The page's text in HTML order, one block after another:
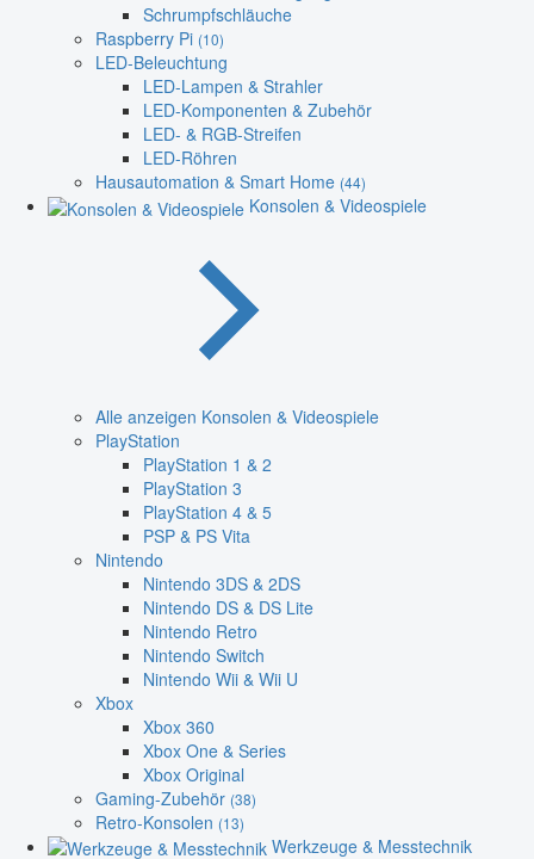
Schrumpfschläuche
Raspberry Pi (10)
LED-Beleuchtung
LED-Lampen & Strahler
LED-Komponenten & Zubehör
LED- & RGB-Streifen
LED-Röhren
Hausautomation & Smart Home (44)
Konsolen & Videospiele
Alle anzeigen Konsolen & Videospiele
PlayStation
PlayStation 1 & 2
PlayStation 3
PlayStation 4 & 5
PSP & PS Vita
Nintendo
Nintendo 3DS & 2DS
Nintendo DS & DS Lite
Nintendo Retro
Nintendo Switch
Nintendo Wii & Wii U
Xbox
Xbox 360
Xbox One & Series
Xbox Original
Gaming-Zubehör (38)
Retro-Konsolen (13)
Werkzeuge & Messtechnik